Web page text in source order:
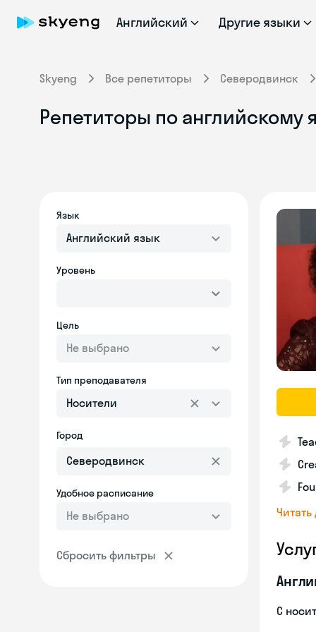
Английский Другие языки
Skyeng Все репетиторы Северодвинск
Репетиторы по английскому
Язык
Английский язык
Уровень
Цель
Не выбрано
Тип преподавателя
Носители
Город
Удобное расписание
Не выбрано
Сбросить фильтры
С